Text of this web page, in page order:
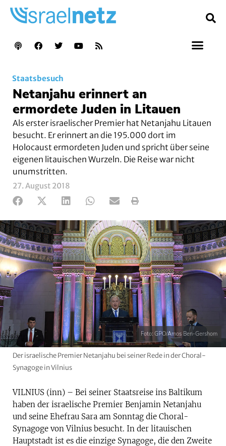
Staatsbesuch
Netanjahu erinnert an
ermordete Juden in Litauen
Als erster israelischer Premier hat Netanjahu Litauen
besucht. Er erinnert an die 195.000 dort im
Holocaust ermordeten Juden und spricht über seine
eigenen litauischen Wurzeln. Die Reise war nicht
unumstritten.
27. August 2018
Foto: GPO/Amos Ben-Gershom
Der israelische Premier Netanjahu bei seiner Rede in der Choral-
Synagoge in Vilnius
VILNIUS (inn) – Bei seiner Staatsreise ins Baltikum
haben der israelische Premier Benjamin Netanjahu
und seine Ehefrau Sara am Sonntag die Choral-
Synagoge von Vilnius besucht. In der litauischen
Hauptstadt ist es die einzige Synagoge, die den Zweite